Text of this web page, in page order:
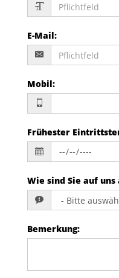
E-Mail:
Mobil:
Frühester
Wie sind Sie auf
Bemerkung: